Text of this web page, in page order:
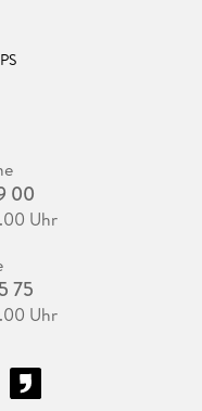
00
Uhr
75
Uhr